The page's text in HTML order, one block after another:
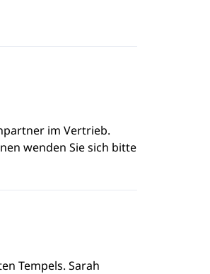
im Vertrieb.
wenden Sie sich bitte
Tempels. Sarah